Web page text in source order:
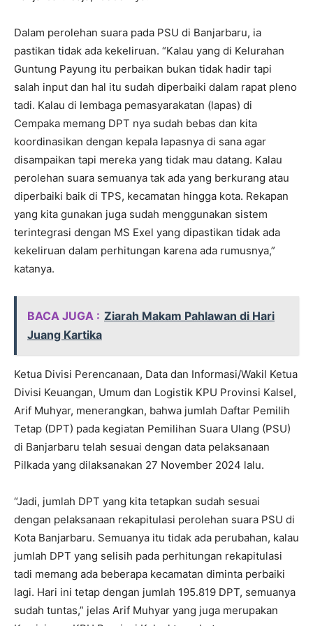
Dalam perolehan suara pada PSU di Banjarbaru, ia
pastikan tidak ada kekeliruan. “Kalau yang di Kelurahan
Guntung Payung itu perbaikan bukan tidak hadir tapi
salah input dan hal itu sudah diperbaiki dalam rapat pleno
tadi. Kalau di lembaga pemasyarakatan (lapas) di
Cempaka memang DPT nya sudah bebas dan kita
koordinasikan dengan kepala lapasnya di sana agar
disampaikan tapi mereka yang tidak mau datang. Kalau
perolehan suara semuanya tak ada yang berkurang atau
diperbaiki baik di TPS, kecamatan hingga kota. Rekapan
yang kita gunakan juga sudah menggunakan sistem
terintegrasi dengan MS Exel yang dipastikan tidak ada
kekeliruan dalam perhitungan karena ada rumusnya,”
katanya.
BACA JUGA : Ziarah Makam Pahlawan di Hari
Juang Kartika
Ketua Divisi Perencanaan, Data dan Informasi/Wakil Ketua
Divisi Keuangan, Umum dan Logistik KPU Provinsi Kalsel,
Arif Muhyar, menerangkan, bahwa jumlah Daftar Pemilih
Tetap (DPT) pada kegiatan Pemilihan Suara Ulang (PSU)
di Banjarbaru telah sesuai dengan data pelaksanaan
Pilkada yang dilaksanakan 27 November 2024 lalu.
“Jadi, jumlah DPT yang kita tetapkan sudah sesuai
dengan pelaksanaan rekapitulasi perolehan suara PSU di
Kota Banjarbaru. Semuanya itu tidak ada perubahan, kalau
jumlah DPT yang selisih pada perhitungan rekapitulasi
tadi memang ada beberapa kecamatan diminta perbaiki
lagi. Hari ini tetap dengan jumlah 195.819 DPT, semuanya
sudah tuntas,” jelas Arif Muhyar yang juga merupakan